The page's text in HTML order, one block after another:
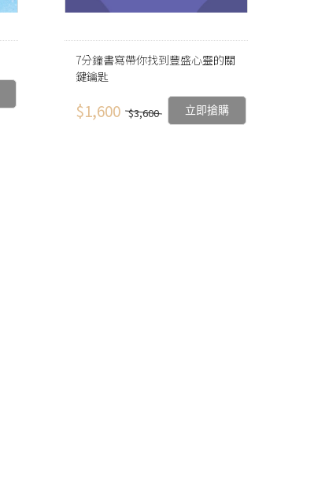
7分鐘書寫帶你找到豐盛心靈的關
鍵鑰匙
$1,600 $3,600 立即搶購